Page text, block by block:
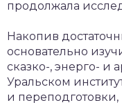
продолжала
Накопив
основательно
сказко-, энерго- и
Уральском
и